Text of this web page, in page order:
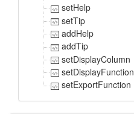
setHelp
setTip
addHelp
addTip
setDisplayColumn
setDisplayFunction
setExportFunction